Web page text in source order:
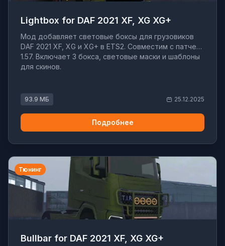
Lightbox for DAF 2021 XF, XG XG+
Мод добавляет световые боксы для грузовиков
DAF 2021 XF, XG и XG+ в ETS2. Совместим с патчем
1.57. Включает 3 бокса, световые маски и шаблоны
для скинов.
93.9 МБ 25.12.2025
Подробнее
Тюнинг
Bullbar for DAF 2021 XF, XG XG+